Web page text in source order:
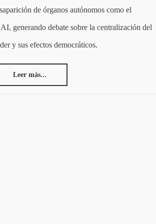
de órganos autónomos como el
generando debate sobre la centralización del
y sus efectos democráticos.
Leer más...